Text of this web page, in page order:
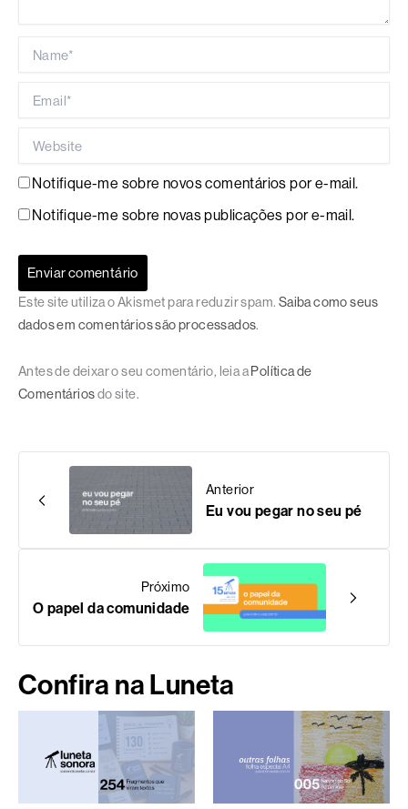
Notifique-me sobre novos comentários por e-mail.
Notifique-me sobre novas publicações por e-mail.
Este site utiliza o Akismet para reduzir spam. Saiba como seus
dados em comentários são processados.
Antes de deixar o seu comentário, leia a Política de
Comentáriosdo site.
Anterior
Eu vou pegar no seu pé
Próximo
O papel da comunidade
Confira na Luneta